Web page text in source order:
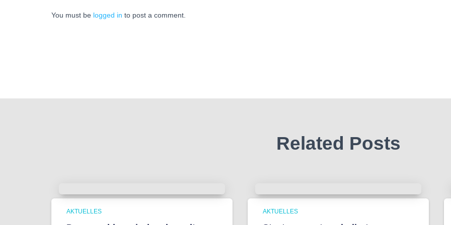
You must be logged in to post a comment.
Related Posts
AKTUELLES AKTUELLES